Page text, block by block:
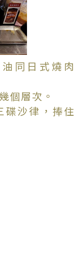
同日式燒肉
個層次。
碟沙律，捧住